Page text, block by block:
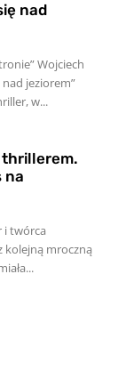
nad
Wojciech
jeziorem”
w...
thrillerem.
na
i twórca
kolejną mroczną